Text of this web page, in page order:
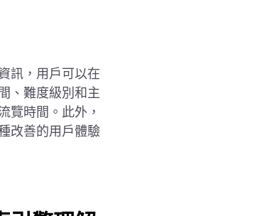
訊，用戶可以在
、難度級別和主
覽時間。此外，
改善的用戶體驗